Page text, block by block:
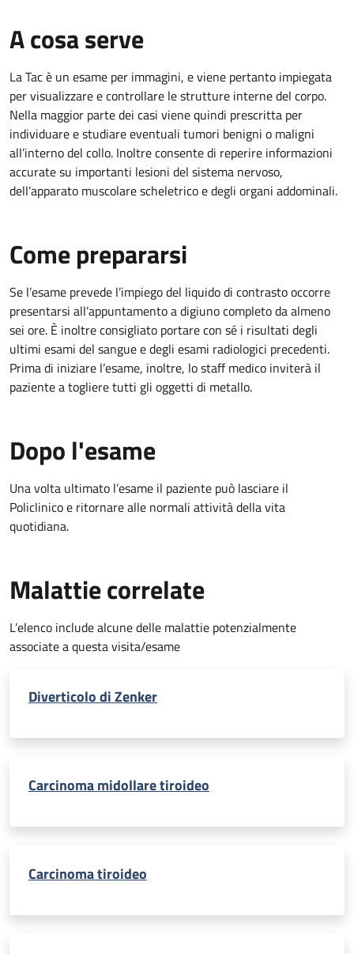
A cosa serve
La Tac è un esame per immagini, e viene pertanto impiegata
per visualizzare e controllare le strutture interne del corpo.
Nella maggior parte dei casi viene quindi prescritta per
individuare e studiare eventuali tumori benigni o maligni
all’interno del collo. Inoltre consente di reperire informazioni
accurate su importanti lesioni del sistema nervoso,
dell’apparato muscolare scheletrico e degli organi addominali.
Come prepararsi
Se l’esame prevede l’impiego del liquido di contrasto occorre
presentarsi all’appuntamento a digiuno completo da almeno
sei ore. È inoltre consigliato portare con sé i risultati degli
ultimi esami del sangue e degli esami radiologici precedenti.
Prima di iniziare l’esame, inoltre, lo staff medico inviterà il
paziente a togliere tutti gli oggetti di metallo.
Dopo l'esame
Una volta ultimato l’esame il paziente può lasciare il
Policlinico e ritornare alle normali attività della vita
quotidiana.
Malattie correlate
L’elenco include alcune delle malattie potenzialmente
associate a questa visita/esame
Diverticolo di Zenker
Carcinoma midollare tiroideo
Carcinoma tiroideo